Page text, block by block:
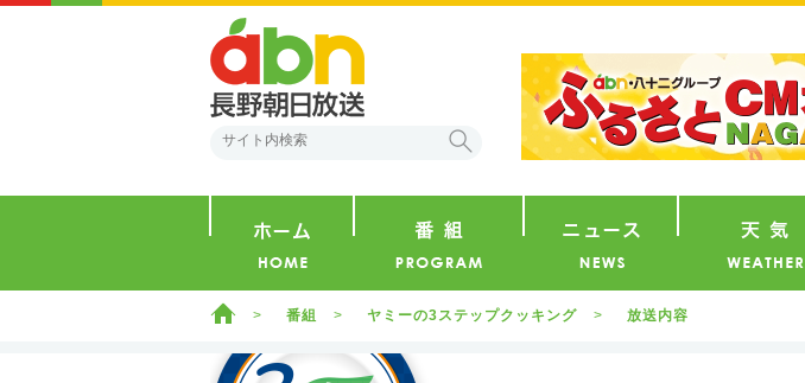
ホーム 番組 ヤミーの3ステップクッキング 放送内容